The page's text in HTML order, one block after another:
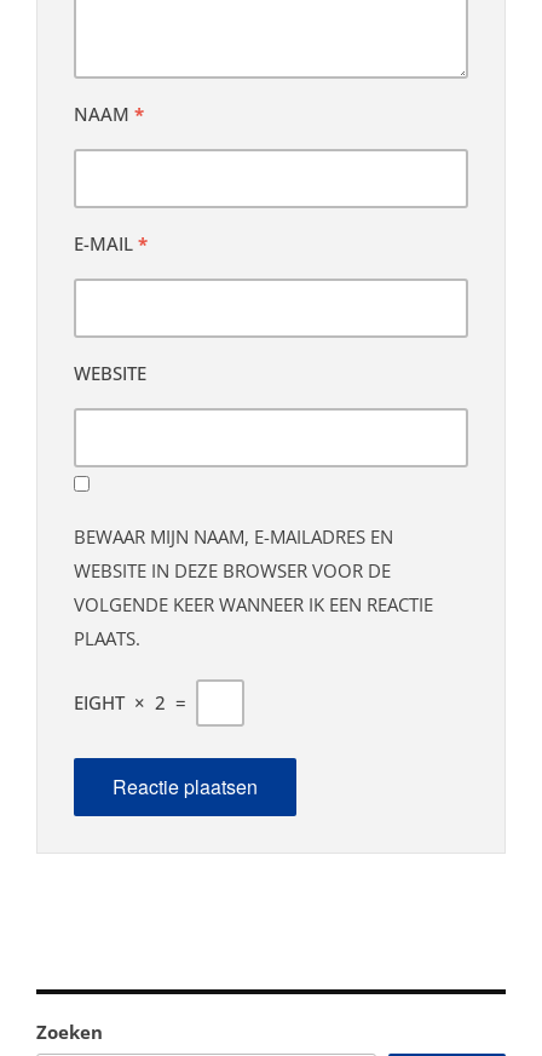
Zoeken
NAAM *
E-MAIL *
WEBSITE
BEWAAR MIJN NAAM, E-MAILADRES EN
WEBSITE IN DEZE BROWSER VOOR DE
VOLGENDE KEER WANNEER IK EEN REACTIE
PLAATS.
EIGHT × 2 =